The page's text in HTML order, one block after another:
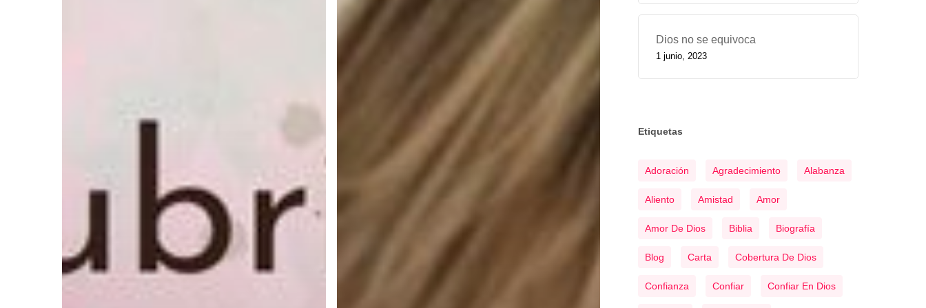
Dios no se equivoca
1 junio, 2023
Etiquetas
Adoración Agradecimiento Alabanza
Aliento Amistad Amor
Amor De Dios Biblia Biografía
Blog Carta Cobertura De Dios
Confianza Confiar Confiar En Dios